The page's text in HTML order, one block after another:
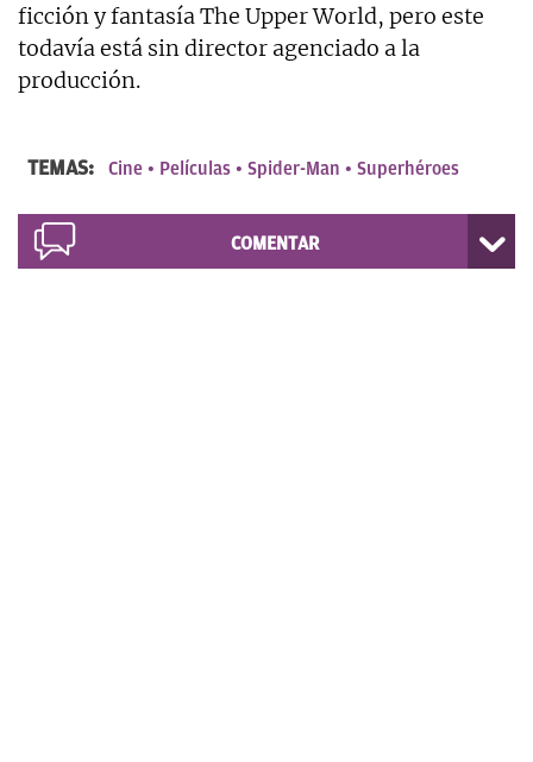
ficción y fantasía The Upper World, pero este
todavía está sin director agenciado a la
producción.
TEMAS: Cine Películas Spider-Man Superhéroes
COMENTAR